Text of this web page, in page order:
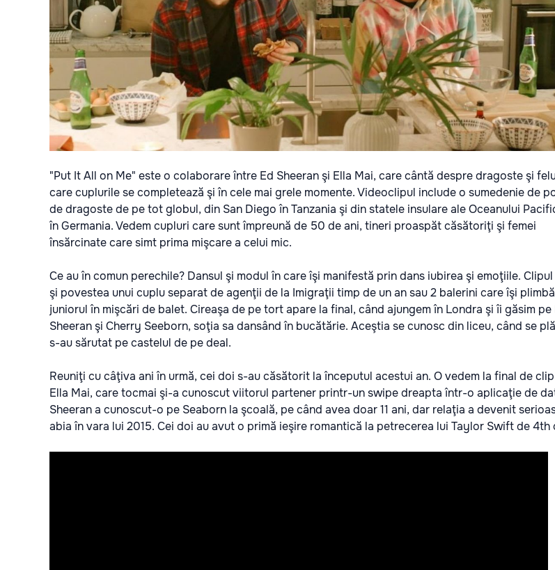
"Put It All on Me" este o colaborare între Ed Sheeran şi Ella Mai, care cântă despre dragoste şi
care cuplurile se completează şi în cele mai grele momente. Videoclipul include o sumedenie de
de dragoste de pe tot globul, din San Diego în Tanzania şi din statele insulare ale Oceanului
în Germania. Vedem cupluri care sunt împreună de 50 de ani, tineri proaspăt căsătoriţi şi femei
însărcinate care simt prima mişcare a celui mic.
Ce au în comun perechile? Dansul şi modul în care îşi manifestă prin dans iubirea şi emoţiile.
şi povestea unui cuplu separat de agenţii de la Imigraţii timp de un an sau 2 balerini care îşi plimbă
juniorul în mişcări de balet. Cireaşa de pe tort apare la final, când ajungem în Londra şi îi găsim pe
Sheeran şi Cherry Seeborn, soţia sa dansând în bucătărie. Aceştia se cunosc din liceu, când se
s-au sărutat pe castelul de pe deal.
Reuniţi cu câţiva ani în urmă, cei doi s-au căsătorit la începutul acestui an. O vedem la final de
Ella Mai, care tocmai şi-a cunoscut viitorul partener printr-un swipe dreapta într-o aplicaţie de
Sheeran a cunoscut-o pe Seaborn la şcoală, pe când avea doar 11 ani, dar relaţia a devenit
abia în vara lui 2015. Cei doi au avut o primă ieşire romantică la petrecerea lui Taylor Swift de 4th